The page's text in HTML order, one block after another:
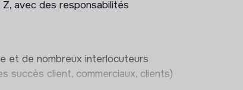
avec des responsabilités
et de nombreux interlocuteurs
succès client, commerciaux, clients)